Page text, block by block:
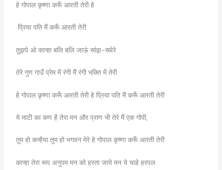
हे गोपाल कृष्णा करूँ आरती तेरी हे
प्रिया पति मैं करूँ आरती तेरी
तुझपे ओ कान्हा बलि बलि जाऊं सांझ-सवेरे
तेरे गुण गाउँ प्रेम में रंगी मैं रंगी भक्ति में तेरी
हे गोपाल कृष्णा करूँ आरती तेरी हे प्रिया पति मैं करूँ आरती तेरी
ये माटी का कण है तेरा मन और प्राण भी तेरे मैं एक गोपी,
तुम हो कन्हैया तुम हो भगवन मेरे हे गोपाल कृष्णा करूँ आरती तेरी
कान्हा तेरा रूप अनुपम मन को हरता जाये मन ये चाहे हरपल